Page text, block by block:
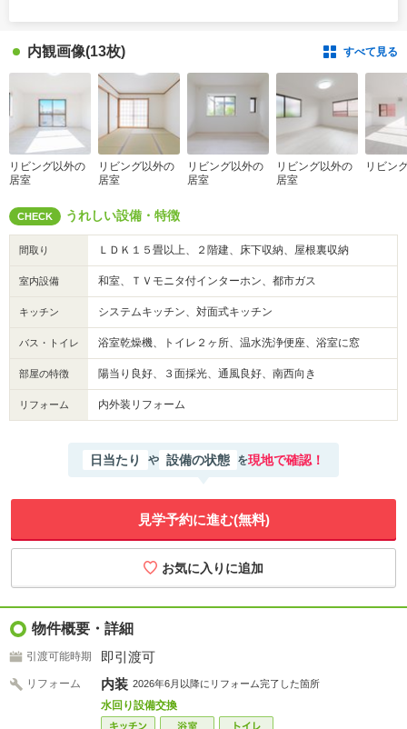
内観画像(13枚) すべて見る
リビング以外の
居室
リビング以外の
居室
リビング以外の
居室
リビング以外の
居室
リビン
CHECK うれしい設備・特徴
間取り ＬＤＫ１５畳以上、２階建、床下収納、屋根裏収納
室内設備 和室、ＴＶモニタ付インターホン、都市ガス
キッチン システムキッチン、対面式キッチン
バス・トイレ 浴室乾燥機、トイレ２ヶ所、温水洗浄便座、浴室に窓
部屋の特徴 陽当り良好、３面採光、通風良好、南西向き
リフォーム 内外装リフォーム
日当たり や 設備の状態 を現地で確認！
見学予約に進む(無料)
物件概要・詳細
引渡可能時期 即引渡可
リフォーム 内装 2026年6月以降にリフォーム完了した箇所
水回り設備交換